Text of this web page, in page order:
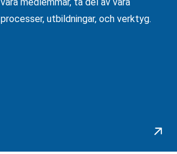
processer, utbildningar, och verktyg.